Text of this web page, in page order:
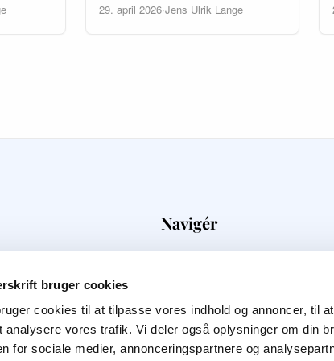
bruger cookies
cookies til at tilpasse vores indhold og annoncer, til
analysere vores trafik. Vi deler også oplysninger om din
for sociale medier, annonceringspartnere og
29. april 2026·Jens Ulrik Lange
Navigér
Kunder
Blog
Om Os